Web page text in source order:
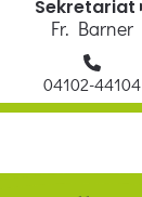
Sekretariat
Fr. Barner
04102-44104